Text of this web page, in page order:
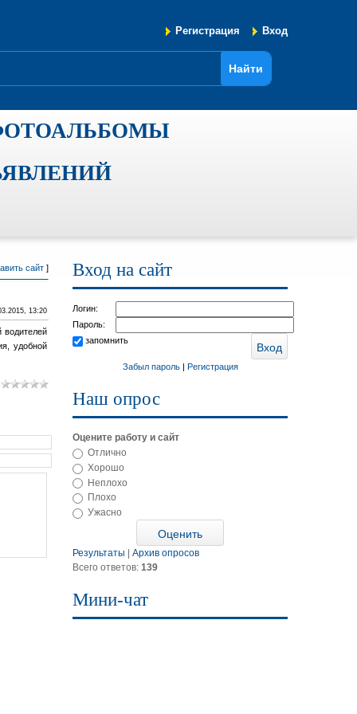
Регистрация Вход
сайт ]
13:20
удобной
Вход на сайт
Логин:
Пароль:
запомнить
Забыл пароль| Регистрация
Наш опрос
Оцените работу и сайт
Отлично
Хорошо
Неплохо
Плохо
Ужасно
Результаты
Архив опросов
Всего ответов: 139
Мини-чат